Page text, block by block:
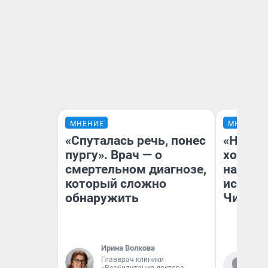
МНЕНИЕ
«Спуталась речь, понес
пургу». Врач — о
смертельном диагнозе,
который сложно
обнаружить
Ирина Волкова
Главврач клиники
МНЕНИЕ
Читы